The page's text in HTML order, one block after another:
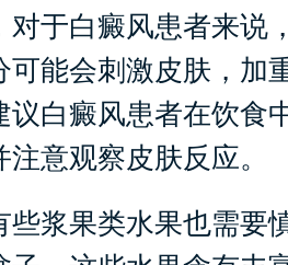
对于白癜风患者来说
可能会刺激皮肤，加
议白癜风患者在饮食
意观察皮肤反应。
浆果类水果也需要